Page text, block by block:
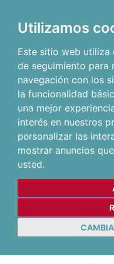
Utilizamos
Este sitio web
de seguimiento para
navegación con los
la funcionalidad
una mejor
interés en nuestros
personalizar las
mostrar anuncios
usted.